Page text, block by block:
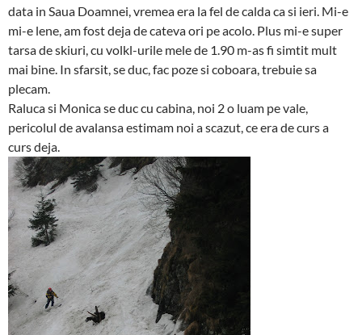
data in Saua Doamnei, vremea era la fel de calda ca si ieri. Mi-e
mi-e lene, am fost deja de cateva ori pe acolo. Plus mi-e super
tarsa de skiuri, cu volkl-urile mele de 1.90 m-as fi simtit mult
mai bine. In sfarsit, se duc, fac poze si coboara, trebuie sa
plecam.
Raluca si Monica se duc cu cabina, noi 2 o luam pe vale,
pericolul de avalansa estimam noi a scazut, ce era de curs a
curs deja.